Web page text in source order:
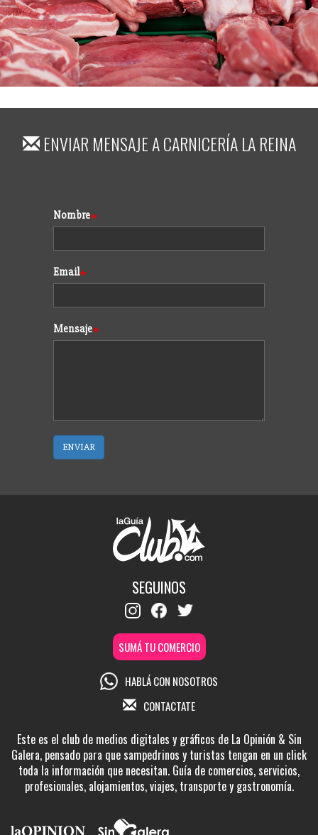
ENVIAR MENSAJE ACARNICERÍA LA REINA
Formulario
Nombre
Email
Mensaje
ENVIAR
SEGUINOS
SUMÁ TU COMERCIO
HABLÁ CON NOSOTROS
CONTACTATE
Este es el club de medios digitales y gráficos de La Opinión & Sin
Galera, pensado para que sampedrinos y turistas tengan en un click
toda la información que necesitan. Guía de comercios, servicios,
profesionales, alojamientos, viajes, transporte y gastronomía.